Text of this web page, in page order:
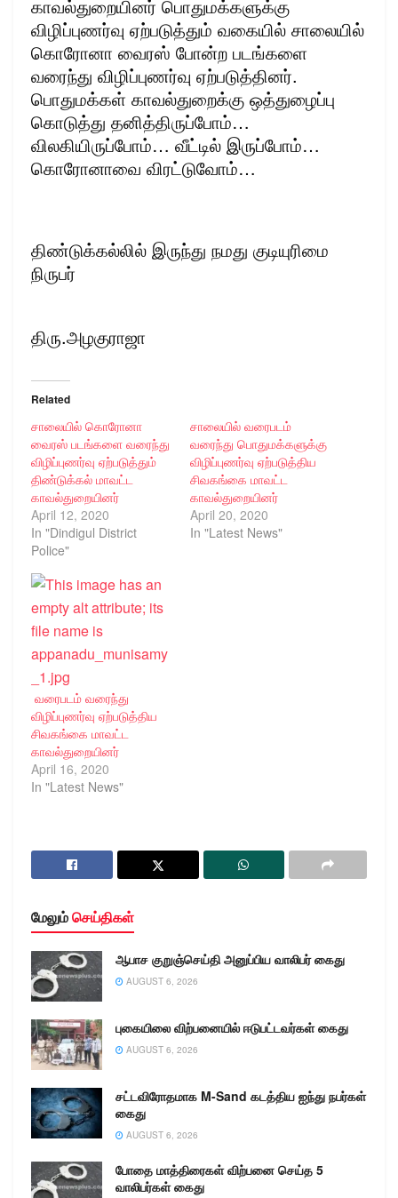
காவல்துறையினர் பொதுமக்களுக்கு
விழிப்புணர்வு ஏற்படுத்தும் வகையில் சாலையில்
கொரோனா வைரஸ் போன்ற படங்களை
வரைந்து விழிப்புணர்வு ஏற்படுத்தினர்.
பொதுமக்கள் காவல்துறைக்கு ஒத்துழைப்பு
கொடுத்து தனித்திருப்போம்…
விலகியிருப்போம்… வீட்டில் இருப்போம்…
கொரோனாவை விரட்டுவோம்…
திண்டுக்கல்லில் இருந்து நமது குடியுரிமை
நிருபர்
திரு.அழகுராஜா
Related
சாலையில் கொரோனா
வைரஸ் படங்களை வரைந்து
விழிப்புணர்வு ஏற்படுத்தும்
திண்டுக்கல் மாவட்ட
காவல்துறையினர்
April 12, 2020
In "Dindigul District
Police"
சாலையில் வரைபடம்
வரைந்து பொதுமக்களுக்கு
விழிப்புணர்வு ஏற்படுத்திய
சிவகங்கை மாவட்ட
காவல்துறையினர்
April 20, 2020
In "Latest News"
வரைபடம் வரைந்து
விழிப்புணர்வு ஏற்படுத்திய
சிவகங்கை மாவட்ட
காவல்துறையினர்
April 16, 2020
In "Latest News"
மேலும்செய்திகள்
ஆபாச குறுஞ்செய்தி அனுப்பிய வாலிபர் கைது
AUGUST 6, 2026
புகையிலை விற்பனையில் ஈடுபட்டவர்கள் கைது
AUGUST 6, 2026
சட்டவிரோதமாக M-Sand கடத்திய ஐந்து நபர்கள்
கைது
AUGUST 6, 2026
போதை மாத்திரைகள் விற்பனை செய்த 5
வாலிபர்கள் கைது